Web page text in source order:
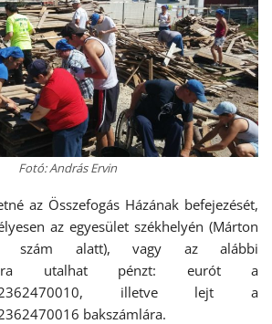
Fotó: András Ervin
az Összefogás Házának befejezését,
az egyesület székhelyén (Márton
szám alatt), vagy az alábbi
utalhat pénzt: eurót a
illetve lejt a
bakszámlára.